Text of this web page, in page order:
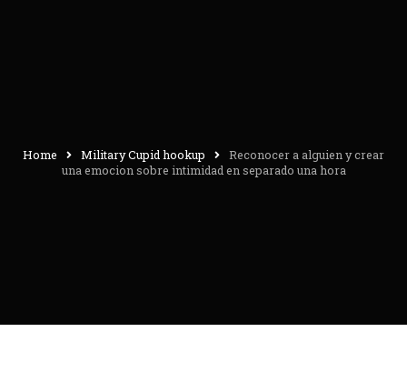
Home Military Cupid hookup
Reconocer a alguien y crear
una emocion sobre intimidad en separado una hora